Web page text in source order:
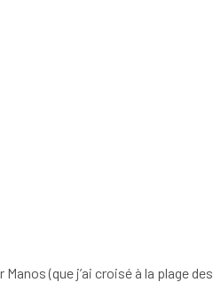
(que j’ai croisé à la plage